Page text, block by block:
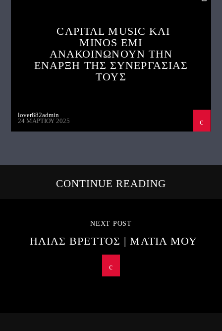
CAPITAL MUSIC ΚΑΙ
MINOS EMI
ΑΝΑΚΟΙΝΩΝΟΥΝ ΤΗΝ
ΕΝΑΡΞΗ ΤΗΣ ΣΥΝΕΡΓΑΣΙΑΣ
ΤΟΥΣ
lover882admin
24 ΜΑΡΤΊΟΥ 2025
CONTINUE READING
NEXT POST
ΗΛΙΑΣ ΒΡΕΤΤΟΣ | ΜΑΤΙΑ ΜΟΥ